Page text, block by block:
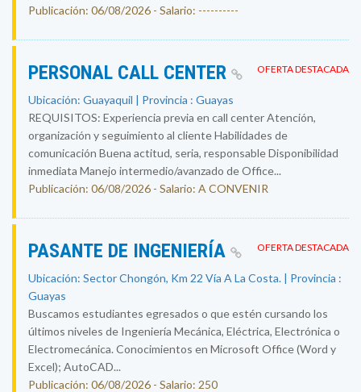
Publicación: 06/08/2026 - Salario: ----------
OFERTA DESTACADA
PERSONAL CALL CENTER
Ubicación: Guayaquil | Provincia : Guayas
REQUISITOS: Experiencia previa en call center Atención,
organización y seguimiento al cliente Habilidades de
comunicación Buena actitud, seria, responsable Disponibilidad
inmediata Manejo intermedio/avanzado de Office...
Publicación: 06/08/2026 - Salario: A CONVENIR
OFERTA DESTACADA
PASANTE DE INGENIERÍA
Ubicación: Sector Chongón, Km 22 Vía A La Costa. | Provincia :
Guayas
Buscamos estudiantes egresados o que estén cursando los
últimos niveles de Ingeniería Mecánica, Eléctrica, Electrónica o
Electromecánica. Conocimientos en Microsoft Office (Word y
Excel); AutoCAD...
Publicación: 06/08/2026 - Salario: 250